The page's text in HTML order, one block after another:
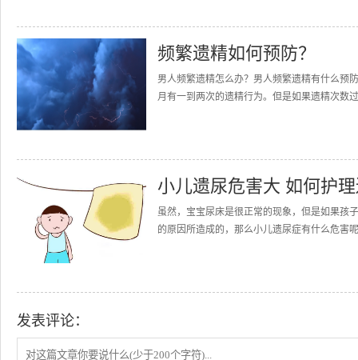
频繁遗精如何预防？
男人频繁遗精怎么办？男人频繁遗精有什么预
月有一到两次的遗精行为。但是如果遗精次数
小儿遗尿危害大 如何护
虽然，宝宝尿床是很正常的现象，但是如果孩
的原因所造成的，那么小儿遗尿症有什么危害
发表评论：